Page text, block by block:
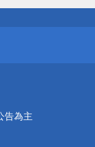
告為主